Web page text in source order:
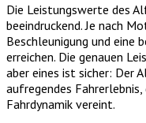
Die Leistungswerte des
beeindruckend. Je nach
Beschleunigung und eine
erreichen. Die genauen
aber eines ist sicher: Der
aufregendes
Fahrdynamik vereint.